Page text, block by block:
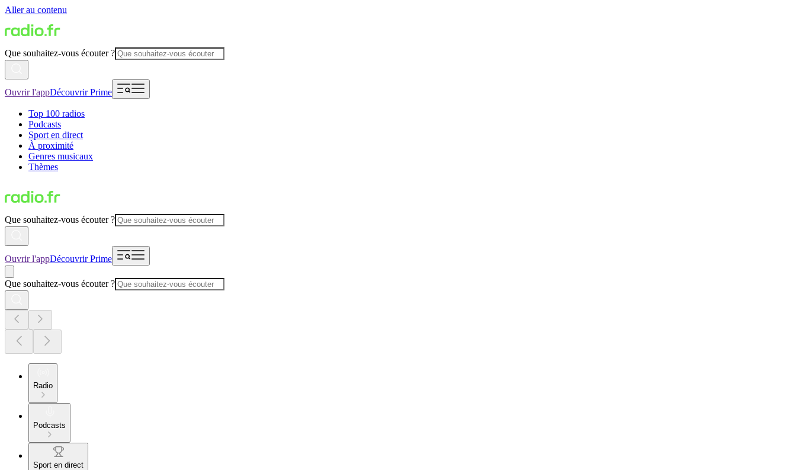
Aller au contenu
Que souhaitez-vous écouter ?
Ouvrir l'appDécouvrir Prime
Top 100 radios
Podcasts
Sport en direct
À proximité
Genres musicaux
Thèmes
Que souhaitez-vous écouter ?
Ouvrir l'appDécouvrir Prime
Que souhaitez-vous écouter ?
Radio
Podcasts
Sport en direct